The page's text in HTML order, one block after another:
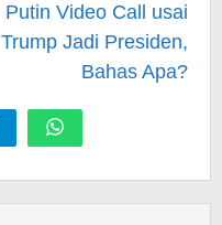
Putin Video Call usai
Trump Jadi Presiden,
Bahas Apa?